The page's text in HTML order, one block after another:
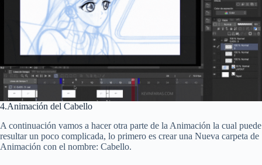
4.Animación del Cabello
A continuación vamos a hacer otra parte de la Animación la cual puede
resultar un poco complicada, lo primero es crear una Nueva carpeta de
Animación con el nombre: Cabello.